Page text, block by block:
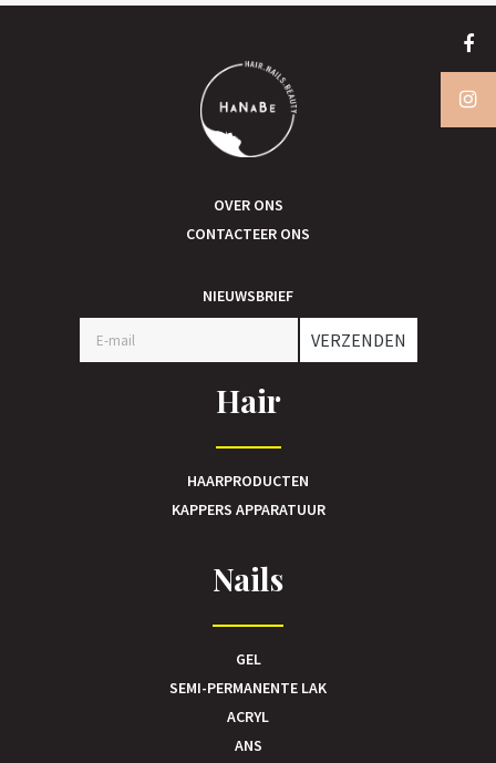
OVER ONS
CONTACTEER ONS
NIEUWSBRIEF
VERZENDEN
Hair
HAARPRODUCTEN
KAPPERS APPARATUUR
Nails
GEL
SEMI-PERMANENTE LAK
ACRYL
ANS